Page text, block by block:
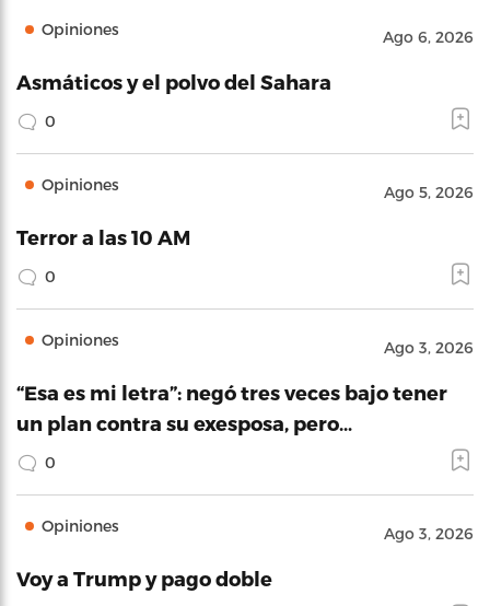
Opiniones Ago 6, 2026
Asmáticos y el polvo del Sahara
0
Opiniones Ago 5, 2026
Terror a las 10 AM
0
Opiniones Ago 3, 2026
“Esa es mi letra”: negó tres veces bajo tener
un plan contra su exesposa, pero…
0
Opiniones Ago 3, 2026
Voy a Trump y pago doble